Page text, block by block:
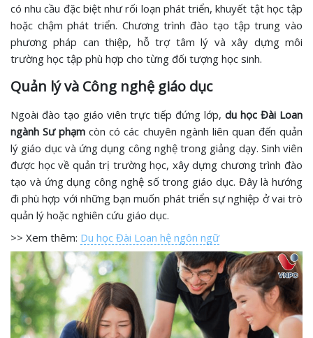
có nhu cầu đặc biệt như rối loạn phát triển, khuyết tật học tập
hoặc chậm phát triển. Chương trình đào tạo tập trung vào
phương pháp can thiệp, hỗ trợ tâm lý và xây dựng môi
trường học tập phù hợp cho từng đối tượng học sinh.
Quản lý và Công nghệ giáo dục
Ngoài đào tạo giáo viên trực tiếp đứng lớp, du học Đài Loan
ngành Sư phạm còn có các chuyên ngành liên quan đến quản
lý giáo dục và ứng dụng công nghệ trong giảng dạy. Sinh viên
được học về quản trị trường học, xây dựng chương trình đào
tạo và ứng dụng công nghệ số trong giáo dục. Đây là hướng
đi phù hợp với những bạn muốn phát triển sự nghiệp ở vai trò
quản lý hoặc nghiên cứu giáo dục.
>> Xem thêm: Du học Đài Loan hệ ngôn ngữ